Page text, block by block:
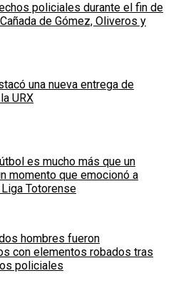
policiales durante el fin de
de Gómez, Oliveros y
una nueva entrega de
URX
es mucho más que un
momento que emocionó a
Totorense
hombres fueron
con elementos robados tras
policiales